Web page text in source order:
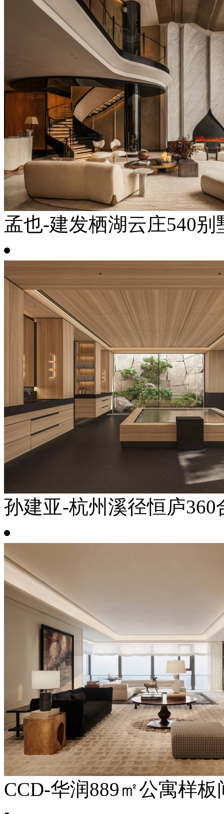
孟也-建发栖湖云庄540别
孙建亚-杭州溪径恒庐360
CCD-华润889㎡公寓样板